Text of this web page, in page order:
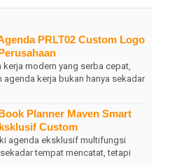
PRLT02 Custom Logo
kerja modern yang serba cepat,
agenda kerja bukan hanya sekadar
Planner Maven Smart
Custom
agenda eksklusif multifungsi
tempat mencatat, tetapi